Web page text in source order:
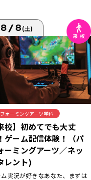
8/8(土)
ォーミングアーツ学科
校】初めてでも大丈
ゲーム配信体験！（パ
ーミングアーツ／ネッ
レント)
実況が好きなあなた、まずは